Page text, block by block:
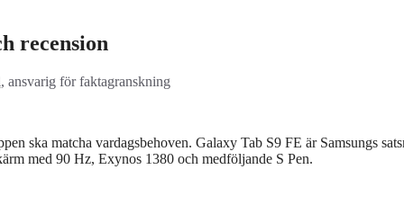
recension
, ansvarig för faktagranskning
ska matcha vardagsbehoven. Galaxy Tab S9 FE är Samsungs
med 90 Hz, Exynos 1380 och medföljande S Pen.